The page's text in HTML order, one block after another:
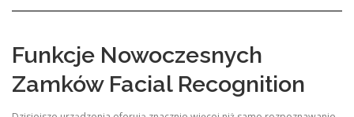
Funkcje Nowoczesnych
Zamków Facial Recognition